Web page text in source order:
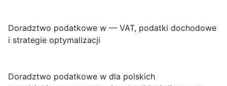
Doradztwo podatkowe w — VAT, podatki dochodowe
i strategie optymalizacji
Doradztwo podatkowe w dla polskich